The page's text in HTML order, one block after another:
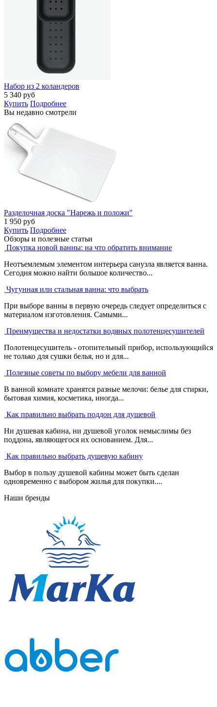
Набор из 2 коландеров
5 340 руб
Купить Подробнее
Вы недавно смотрели
Разделочная доска "Нарежь и положи"
1 950 руб
Купить Подробнее
Обзоры и полезные статьи
Покупка новой ванны: на что обратить внимание
Неотъемлемым элементом интерьера санузла является ванна.
Сегодня можно найти большое количество...
Чугунная или стальная ванна: что выбрать
При выборе ванны в первую очередь следует определиться с
материалом изготовления. Самыми...
Преимущества и недостатки водяных полотенцесушителей
Полотенцесушитель - отопительный прибор, использующийся
не только для сушки белья, но и для...
Полезные советы по выбору мебели для ванной
В ванной комнате хранятся разные мелочи: белье для стирки,
бытовая химия, косметика, иногда...
Как правильно выбрать поддон для душевой
Ни душевая кабина, ни душевой уголок немыслимы без
поддона, являющегося их основанием. Для...
Как правильно выбрать душевую кабину
Выбор в пользу душевой кабины может быть сделан
одновременно с выбором жилья для покупки....
Наши бренды